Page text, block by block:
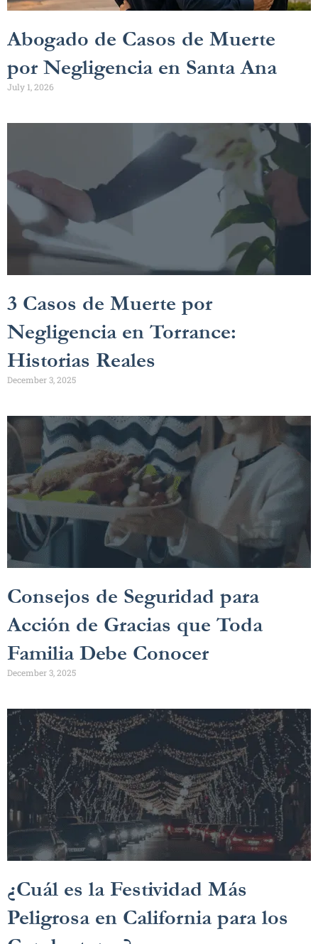
Abogado de Casos de Muerte
por Negligencia en Santa Ana
July 1, 2026
3 Casos de Muerte por
Negligencia en Torrance:
Historias Reales
December 3, 2025
Consejos de Seguridad para
Acción de Gracias que Toda
Familia Debe Conocer
December 3, 2025
¿Cuál es la Festividad Más
Peligrosa en California para los